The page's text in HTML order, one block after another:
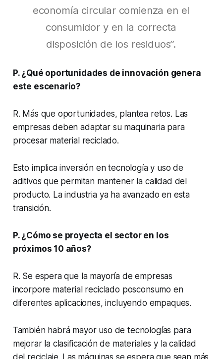
economía circular comienza en el
consumidor y en la correcta
disposición de los residuos”.
P. ¿Qué oportunidades de innovación genera
este escenario?
R. Más que oportunidades, plantea retos. Las
empresas deben adaptar su maquinaria para
procesar material reciclado.
Esto implica inversión en tecnología y uso de
aditivos que permitan mantener la calidad del
producto. La industria ya ha avanzado en esta
transición.
P. ¿Cómo se proyecta el sector en los
próximos 10 años?
R. Se espera que la mayoría de empresas
incorpore material reciclado posconsumo en
diferentes aplicaciones, incluyendo empaques.
También habrá mayor uso de tecnologías para
mejorar la clasificación de materiales y la calidad
del reciclaje. Las máquinas se espera que sean más